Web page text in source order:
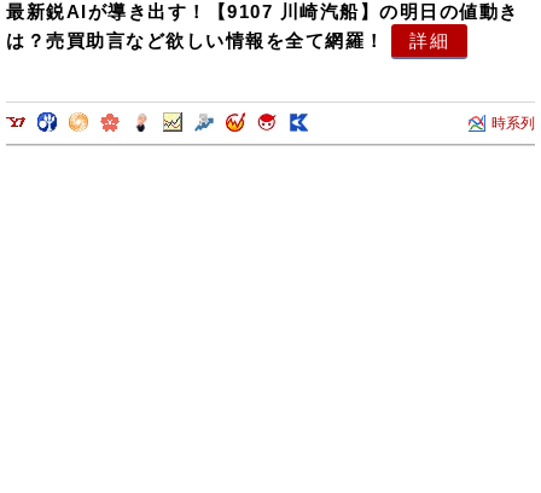
最新鋭AIが導き出す！【9107 川崎汽船】の明日の値動き
は？売買助言など欲しい情報を全て網羅！
詳細
時系列